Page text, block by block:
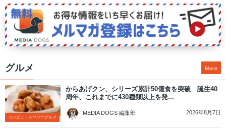
グルメ
コンビニ・スーパーグルメ
からあげクン、シリーズ累計50億食を突破 誕生40
周年、これまでに430種類以上を発...
MEDIA DOGS 編集部 2026年8月7日
More